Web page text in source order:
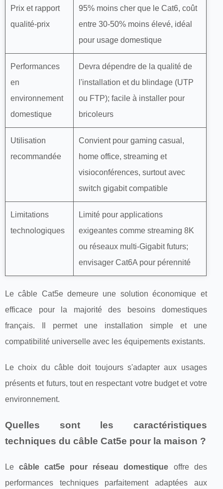
Prix et rapport
qualité-prix
95% moins cher que le Cat6, coût
entre 30-50% moins élevé, idéal
pour usage domestique
Performances
en
environnement
domestique
Devra dépendre de la qualité de
l'installation et du blindage (UTP
ou FTP); facile à installer pour
bricoleurs
Utilisation
recommandée
Convient pour gaming casual,
home office, streaming et
visioconférences, surtout avec
switch gigabit compatible
Limitations
technologiques
Limité pour applications
exigeantes comme streaming 8K
ou réseaux multi-Gigabit futurs;
envisager Cat6A pour pérennité
Le câble Cat5e demeure une solution économique et
efficace pour la majorité des besoins domestiques
français. Il permet une installation simple et une
compatibilité universelle avec les équipements existants.
Le choix du câble doit toujours s'adapter aux usages
présents et futurs, tout en respectant votre budget et votre
environnement.
Quelles sont les caractéristiques
techniques du câble Cat5e pour la maison ?
Lecâble cat5e pour réseau domestique offre des
performances techniques parfaitement adaptées aux